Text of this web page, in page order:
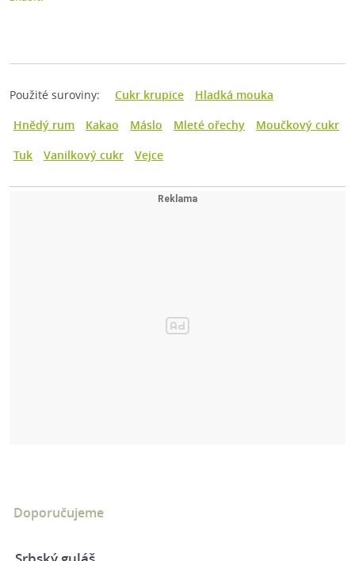
Použité suroviny: Cukr krupice
Hladká mouka
Hnědý rum
Kakao Máslo Mleté ořechy
Moučkový cukr
Tuk
Vanilkový cukr Vejce
Doporučujeme